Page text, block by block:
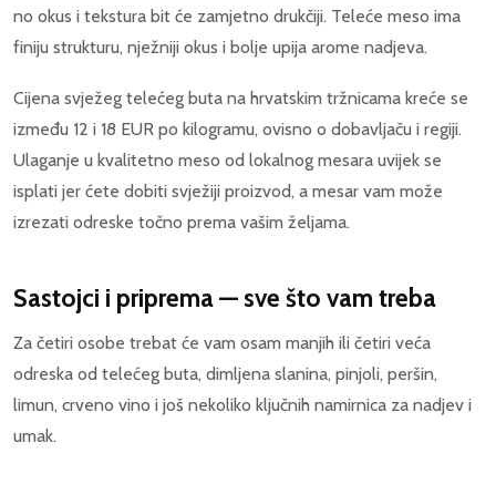
no okus i tekstura bit će zamjetno drukčiji. Teleće meso ima
finiju strukturu, nježniji okus i bolje upija arome nadjeva.
Cijena svježeg telećeg buta na hrvatskim tržnicama kreće se
između 12 i 18 EUR po kilogramu, ovisno o dobavljaču i regiji.
Ulaganje u kvalitetno meso od lokalnog mesara uvijek se
isplati jer ćete dobiti svježiji proizvod, a mesar vam može
izrezati odreske točno prema vašim željama.
Sastojci i priprema — sve što vam treba
Za četiri osobe trebat će vam osam manjih ili četiri veća
odreska od telećeg buta, dimljena slanina, pinjoli, peršin,
limun, crveno vino i još nekoliko ključnih namirnica za nadjev i
umak.